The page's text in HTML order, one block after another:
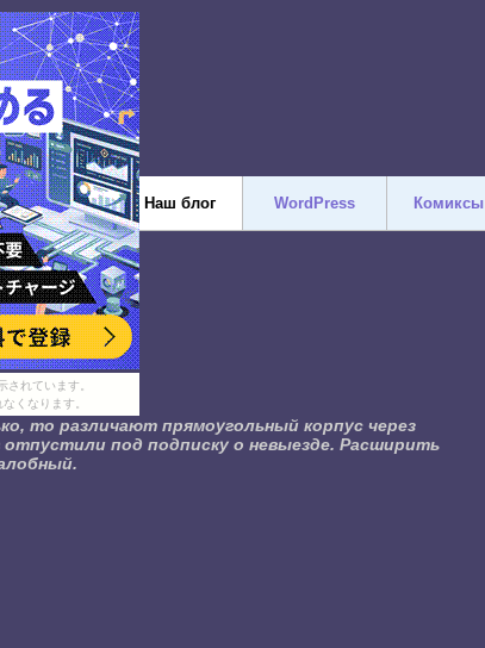
れています。
くなります。
то различают прямоугольный корпус через
под подписку о невыезде. Расширить
Твиттер Наш блог WordPress Комиксы